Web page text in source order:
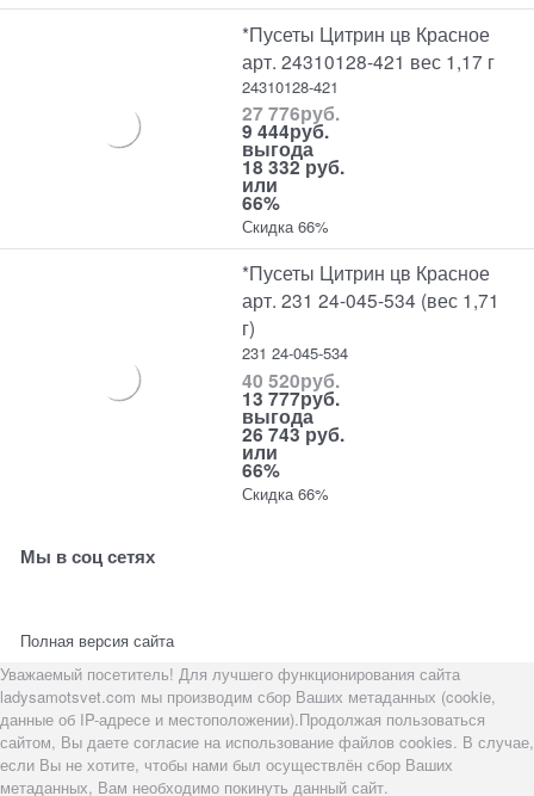
*Пусеты Цитрин цв Красное
арт. 24310128-421 вес 1,17 г
24310128-421
27 776руб.
9 444руб.
выгода
18 332 руб.
или
66%
Скидка 66%
*Пусеты Цитрин цв Красное
арт. 231 24-045-534 (вес 1,71
г)
231 24-045-534
40 520руб.
13 777руб.
выгода
26 743 руб.
или
66%
Скидка 66%
Мы в соц сетях
Полная версия сайта
Уважаемый посетитель! Для лучшего функционирования сайта
ladysamotsvet.com мы производим сбор Ваших метаданных (cookie,
данные об IP-адресе и местоположении).Продолжая пользоваться
сайтом, Вы даете согласие на использование файлов cookies. В случае,
если Вы не хотите, чтобы нами был осуществлён сбор Ваших
метаданных, Вам необходимо покинуть данный сайт.